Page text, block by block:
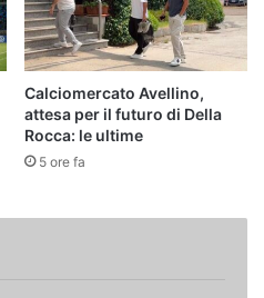
Calciomercato Avellino,
attesa per il futuro di Della
Rocca: le ultime
5 ore fa